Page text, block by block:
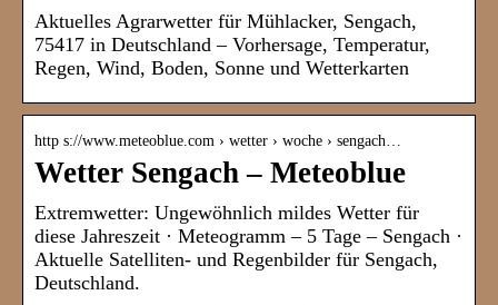
Aktuelles Agrarwetter für Mühlacker, Sengach,
75417 in Deutschland – Vorhersage, Temperatur,
Regen, Wind, Boden, Sonne und Wetterkarten
http s://www.meteoblue.com › wetter › woche › sengach…
Wetter Sengach – Meteoblue
Extremwetter: Ungewöhnlich mildes Wetter für
diese Jahreszeit · Meteogramm – 5 Tage – Sengach ·
Aktuelle Satelliten- und Regenbilder für Sengach,
Deutschland.